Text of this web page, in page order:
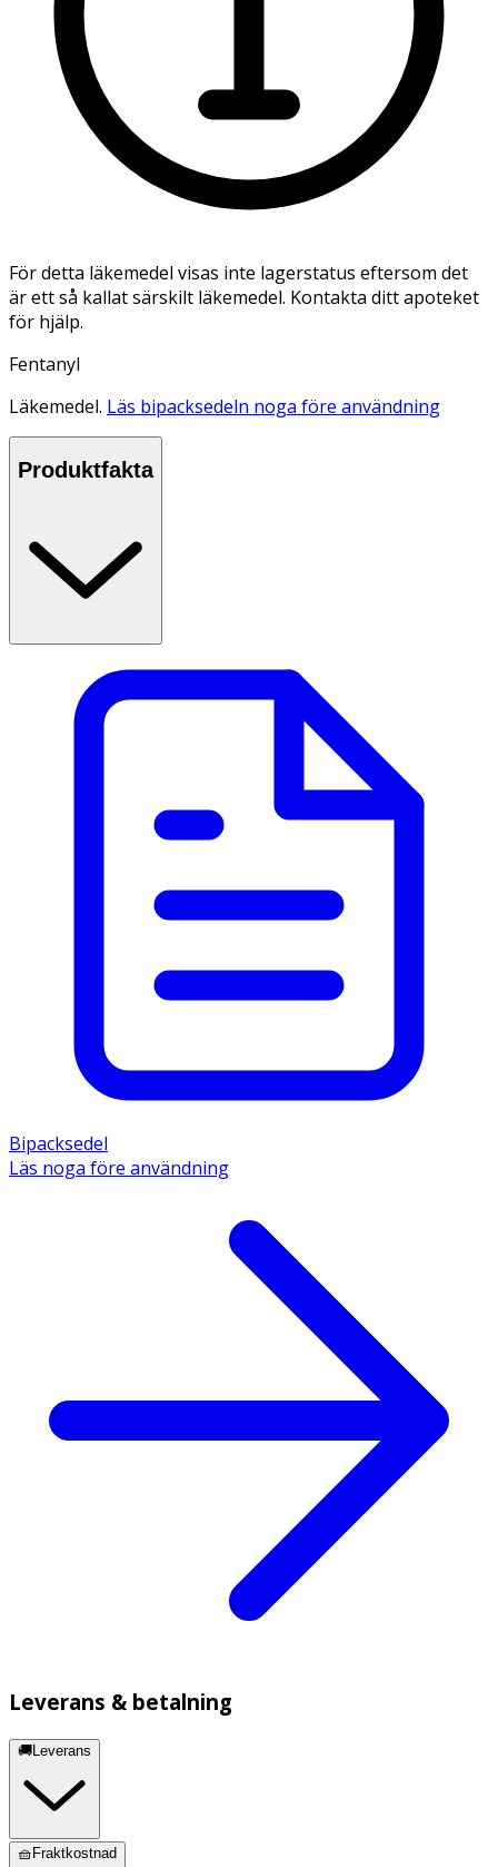
För detta läkemedel visas inte lagerstatus eftersom det
är ett så kallat särskilt läkemedel. Kontakta ditt apoteket
för hjälp.
Fentanyl
Läkemedel. Läs bipacksedeln noga före användning
Produktfakta
Bipacksedel
Läs noga före användning
Leverans & betalning
🚚Leverans
🧺Fraktkostnad